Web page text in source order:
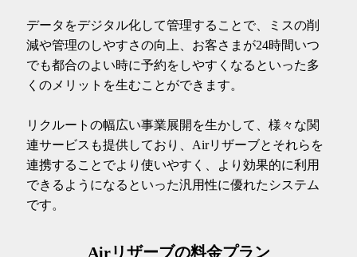
データをデジタル化して管理することで、ミスの削
減や管理のしやすさの向上、お客さまが24時間いつ
でも都合のよい時に予約をしやすくなるといった多
くのメリットを生むことができます。
リクルートの幅広い事業展開を生かして、様々な関
連サービスも提供しており、Airリザーブとそれらを
連携することでより使いやすく、より効果的に利用
できるようになるといった汎用性に優れたシステム
です。
Airリザーブの料金プラン